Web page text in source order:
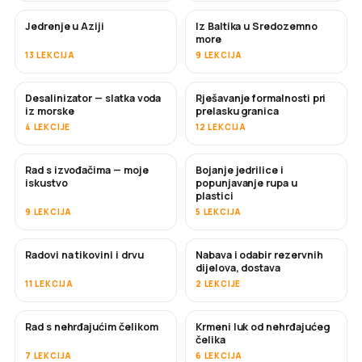
USKORO
Jedrenje u Aziji
13 LEKCIJA
USKORO
Iz Baltika u Sredozemno
more
9 LEKCIJA
USKORO
Desalinizator — slatka voda
iz morske
4 LEKCIJE
Rješavanje formalnosti pri
prelasku granica
12 LEKCIJA
USKORO
Rad s izvođačima — moje
iskustvo
9 LEKCIJA
USKORO
Bojanje jedrilice i
popunjavanje rupa u
plastici
5 LEKCIJA
Radovi na tikovini i drvu
11 LEKCIJA
USKORO
Nabava i odabir rezervnih
dijelova, dostava
2 LEKCIJE
USKORO
Rad s nehrđajućim čelikom
7 LEKCIJA
Krmeni luk od nehrđajućeg
čelika
6 LEKCIJA